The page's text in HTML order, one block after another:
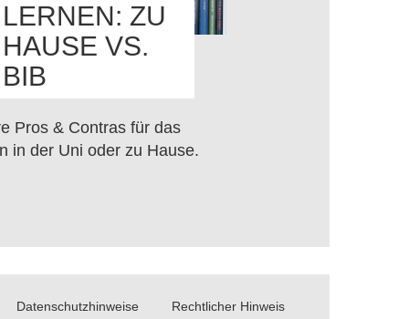
LERNEN: ZU
HAUSE VS.
BIB
Pros & Contras für das
in der Uni oder zu Hause.
Datenschutzhinweise Rechtlicher Hinweis